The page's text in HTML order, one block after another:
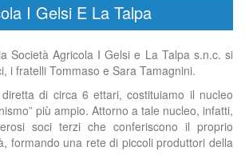
I Gelsi E La Talpa
Società Agricola I Gelsi e La Talpa s.n.c. si
i fratelli Tommaso e Sara Tamagnini.
di circa 6 ettari, costituiamo il nucleo
più ampio. Attorno a tale nucleo, infatti,
soci terzi che conferiscono il proprio
formando una rete di piccoli produttori della